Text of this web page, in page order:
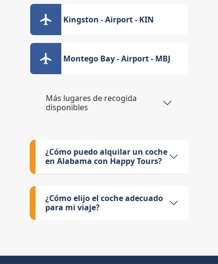
Kingston - Airport - KIN
Montego Bay - Airport - MBJ
Más lugares de recogida
disponibles
¿Cómo puedo alquilar un coche
en Alabama con Happy Tours?
¿Cómo elijo el coche adecuado
para mi viaje?